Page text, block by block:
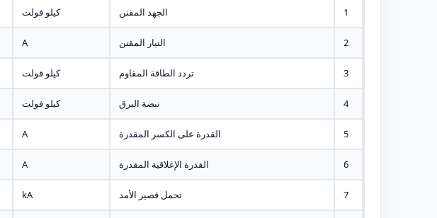
1 الجهد المقنن كيلو فولت
2 التيار المقنن A
3 تردد الطاقة المقاوم كيلو فولت
4 نبضة البرق كيلو فولت
5 القدرة على الكسر المقدرة A
6 القدرة الإغلاقية المقدرة A
7 تحمل قصير الأمد kA